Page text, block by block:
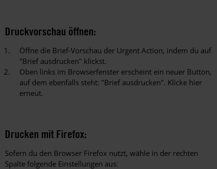
Druckvorschau öffnen:
Öffne die Brief-Vorschau der Urgent Action, indem du auf
"Brief ausdrucken" klickst.
Oben links im Browserfenster erscheint ein neuer Button,
auf dem ebenfalls steht: "Brief ausdrucken". Klicke hier
erneut.
Drucken mit Firefox:
Sofern du den Browser Firefox nutzt, wähle in der rechten
Spalte folgende Einstellungen aus: